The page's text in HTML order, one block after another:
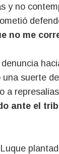
y no
no me
suerte
a
ante el